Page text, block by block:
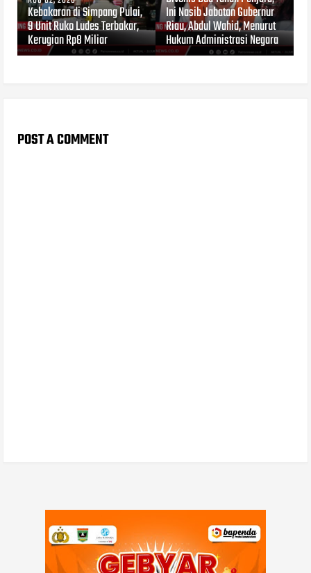
Kebakaran di Simpang Pulai,
9 Unit Ruko Ludes Terbakar,
Kerugian Rp8 Miliar
Ini Nasib Jabatan Gubernur
Riau, Abdul Wahid, Menurut
Hukum Administrasi Negara
POST A COMMENT